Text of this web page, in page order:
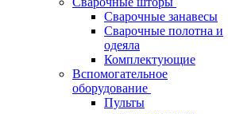
Сварочные занавесы
Сварочные полотна и
одеяла
Комплектующие
Вспомогательное
оборудование
Пульты